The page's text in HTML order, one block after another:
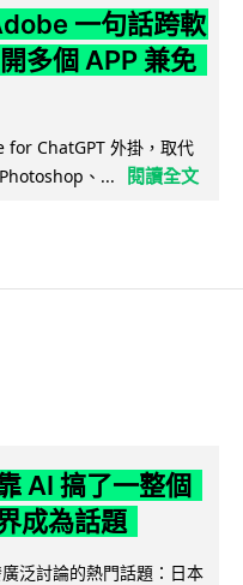
一句話跨軟
多個 APP 兼免
for ChatGPT 外掛，取代
、...
閱讀全文
AI 搞了一整個
成為話題
泛討論的熱門話題：日本